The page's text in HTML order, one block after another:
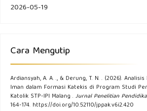
2026-05-19
Cara Mengutip
Ardiansyah, A. A. ., & Derung, T. N. . (2026).
Iman dalam Formasi Katekis di Program Studi
Katolik STP-IPI Malang . Jurnal Penelitian
164-174. https://doi.org/10.52110/jppak.v6i2.420